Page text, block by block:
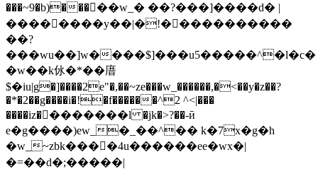
���~9�b)�����w_� ��?���]����d� |
��������y��|�!�����������
��?
���wu��]w����$]���u5�����^�l�c�
�w��k㲻�*��庴
$�iu|g�]����2e"�,��~ze���w_������,�<��y�z��?
�*�2��g����i�!�f������^2 ^<|���
����iz��������l �jk�>?��-ӣ
e�g����)ew_�_��^�� k�7x�g�h
�w_~zbk����4u������ee�wx�|
�=��d�;�����|